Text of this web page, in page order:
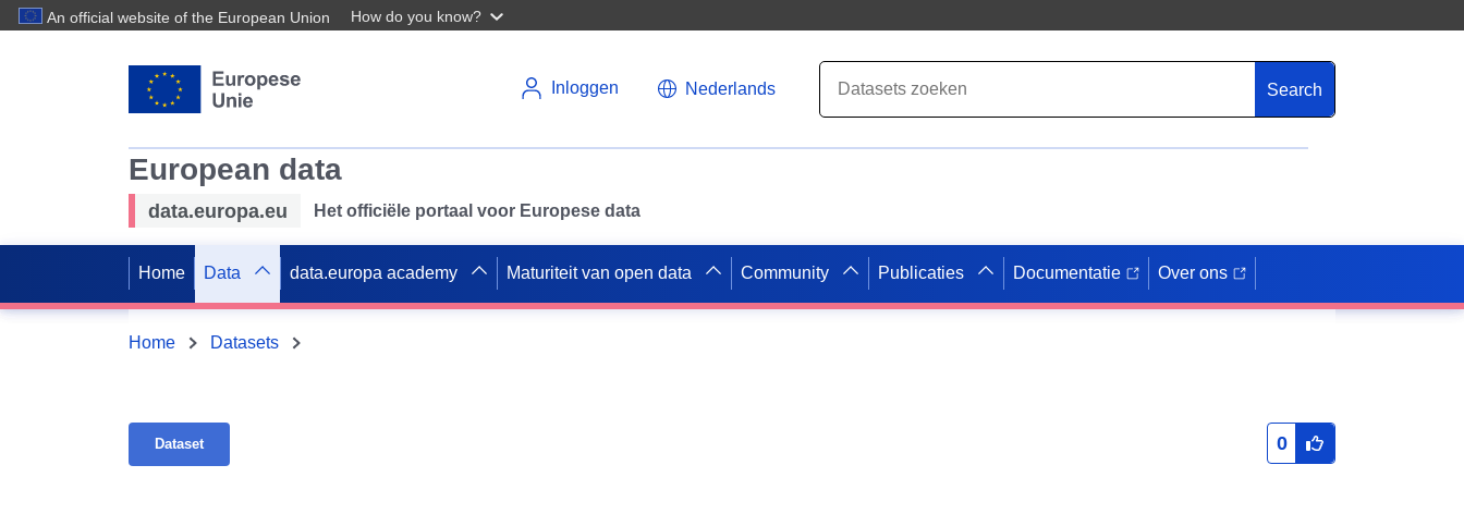
An official website of the European Union How do you know?
Inloggen Nederlands Search
European data
data.europa.eu Het officiële portaal voor Europese data
Home Data data.europa academy Maturiteit van open data Community Publicaties Documentatie Over ons
Home Datasets
Dataset 0